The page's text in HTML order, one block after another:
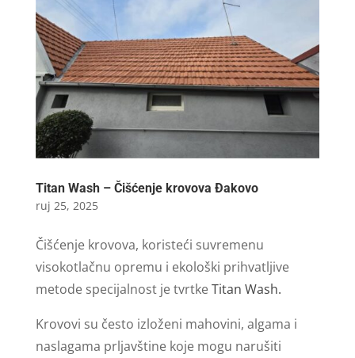
Titan Wash – Čišćenje krovova Đakovo
ruj 25, 2025
Čišćenje krovova, koristeći suvremenu
visokotlačnu opremu i ekološki prihvatljive
metode specijalnost je tvrtkeTitan Wash.
Krovovi su često izloženi mahovini, algama i
naslagama prljavštine koje mogu narušiti